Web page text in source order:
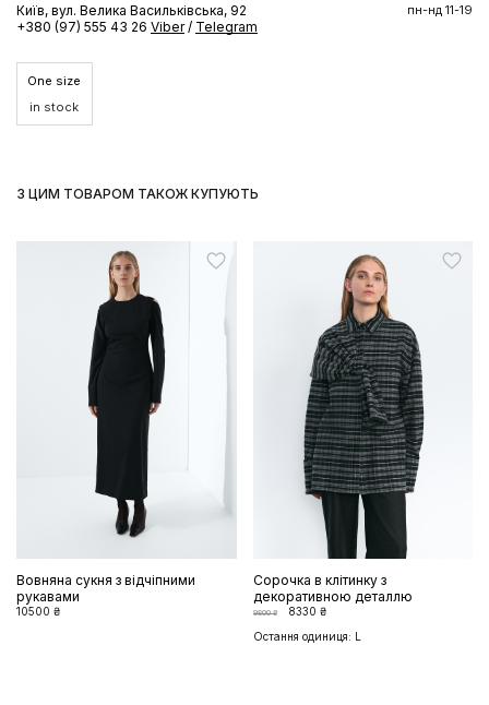
Київ, вул. Велика Васильківська, 92
+380 (97) 555 43 26 Viber / Telegram
пн-нд 11-19
One size
in stock
З ЦИМ ТОВАРОМ ТАКОЖ КУПУЮТЬ
Вовняна сукня з відчіпними
рукавами
10500 ₴
Cорочка в клітинку з
декоративною деталлю
9800 ₴
8330 ₴
Остання одиниця: L